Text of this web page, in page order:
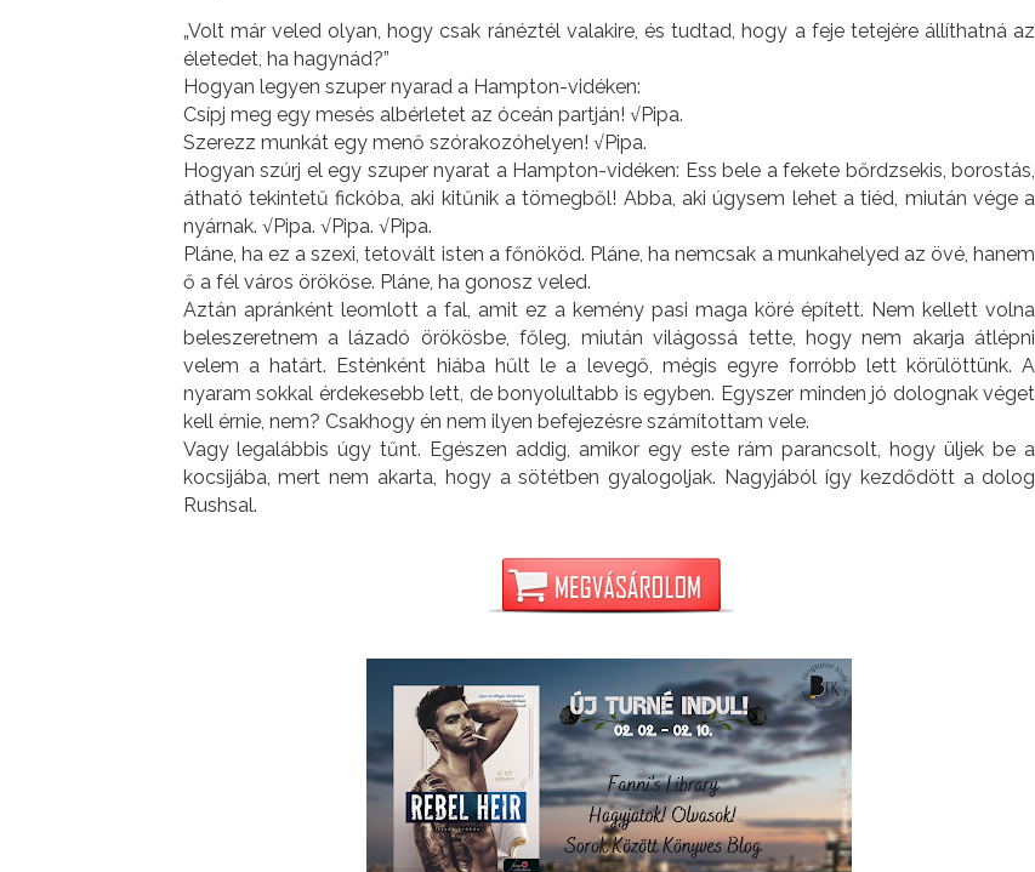
„Volt ​már veled olyan, hogy csak ránéztél valakire, és tudtad, hogy a feje tetejére állíthatná az
életedet, ha hagynád?”
Hogyan legyen szuper nyarad a Hampton-vidéken:
Csípj meg egy mesés albérletet az óceán partján! √Pipa.
Szerezz munkát egy menő szórakozóhelyen! √Pipa.
Hogyan szúrj el egy szuper nyarat a Hampton-vidéken: Ess bele a fekete bőrdzsekis, borostás,
átható tekintetű fickóba, aki kitűnik a tömegből! Abba, aki úgysem lehet a tiéd, miután vége a
nyárnak. √Pipa. √Pipa. √Pipa.
Pláne, ha ez a szexi, tetovált isten a főnököd. Pláne, ha nemcsak a munkahelyed az övé, hanem
ő a fél város örököse. Pláne, ha gonosz veled.
Aztán apránként leomlott a fal, amit ez a kemény pasi maga köré épített. Nem kellett volna
beleszeretnem a lázadó örökösbe, főleg, miután világossá tette, hogy nem akarja átlépni
velem a határt. Esténként hiába hűlt le a levegő, mégis egyre forróbb lett körülöttünk. A
nyaram sokkal érdekesebb lett, de bonyolultabb is egyben. Egyszer minden jó dolognak véget
kell érnie, nem? Csakhogy én nem ilyen befejezésre számítottam vele.
Vagy legalábbis úgy tűnt. Egészen addig, amikor egy este rám parancsolt, hogy üljek be a
kocsijába, mert nem akarta, hogy a sötétben gyalogoljak. Nagyjából így kezdődött a dolog
Rushsal.